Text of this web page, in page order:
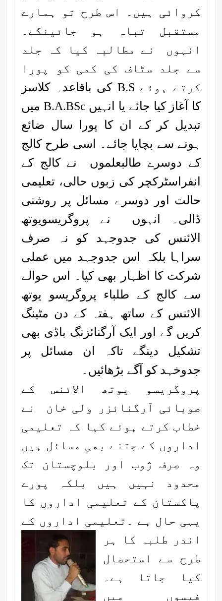
کروائی ہیں۔ اس طرح تو ہمارے
مستقبل تباہ ہو جائینگے۔
انہوں نے مطالبہ کیا کہ جلد
سے جلد سٹاف کی کمی کو پورا
کرتے ہوئے B.S کی باقاعدہ کلاسز
کا آغاز کیا جائے یا انہیں B.A.BSc میں
تبدیل کر کے ان کا پورا سال ضائع
ہونے سے بچایا جائے۔ اسی طرح کالج
کے دوسرے طالبعلموں نے کالج کے
انفراسٹرکچر کی زبوں حالی، تعلیمی
حالت اور دوسرے مسائل پر روشنی
ڈالی۔ انہوں نے پروگریسویوتھ
الائنس کی جدوجہد کو نہ صرف
سراہا بلکہ اس جدوجہد میں عملی
شرکت کا اظہار بھی کیا۔ اس حوالے
سے کالج کے طلباء پروگریسو یوتھ
الائنس کے ساتھ ہفتہ کے دن مٹینگ
کریں گے اور ایک آرگنائزنگ باڈی بھی
تشکیل دینگے تاکہ ان مسائل پر
جدوخہد کو آگے بڑھائیں۔
پروگریسو یوتھ الائنس کے
صوبائی آرگنائزر ولی خان نے
خطاب کرتے ہوئے کہا کہ تعلیمی
اداروں کے جتنے بھی مسائل ہیں
وہ صرف ژوب اور بلوچستان تک
محدود نہیں ہیں بلکہ پورے
پاکستان کے تعلیمی اداروں کا
یہی حال ہے ۔تعلیمی اداروں کے
اندر طلبہ کا ہر
طرح سے استحصال
کیا جاتا ہے۔
فیسوں میں